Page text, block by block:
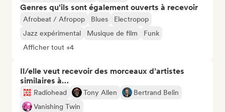
Genres qu'ils sont également ouverts à recevoir
Afrobeat / Afropop Blues
Electropop
Jazz expérimental
Musique de film
Funk
Afficher tout +4
Il/elle veut recevoir des morceaux d’artistes
similaires à…
Radiohead Tony Allen
Bertrand Belin
Vanishing Twin